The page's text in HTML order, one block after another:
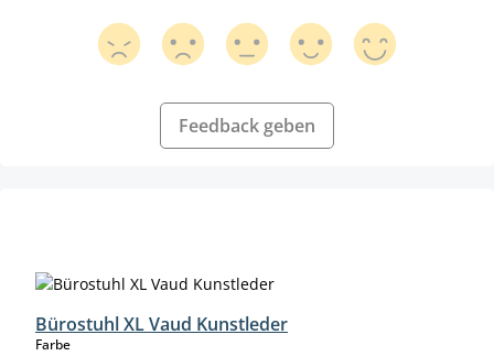
Feedback geben
Bürostuhl XL Vaud Kunstleder
Farbeauswählen